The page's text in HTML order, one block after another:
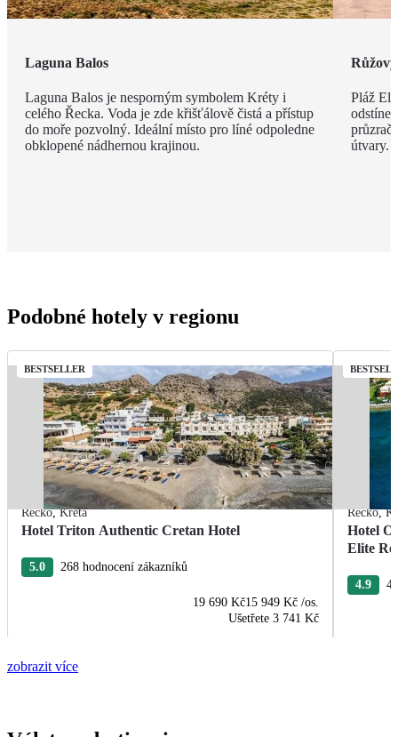
Laguna Balos
Laguna Balos je nesporným symbolem Kréty i
celého Řecka. Voda je zde křišťálově čistá a přístup
do moře pozvolný. Ideální místo pro líné odpoledne
obklopené nádhernou krajinou.
Pláž
útvary.
Podobné hotely v regionu
BESTSELLER
Řecko,Kréta
Hotel Triton Authentic Cretan Hotel
5.0 268 hodnocení zákazníků
19 690 Kč15 949 Kč /os.
Ušetřete 3 741 Kč
Řecko,
Hotel
Elite
4.9
zobrazit více